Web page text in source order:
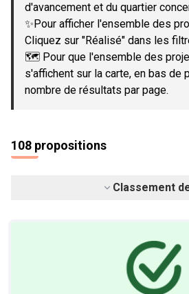
d'avancement et du quartier
✨Pour afficher l'ensemble des
Cliquez sur "Réalisé" dans les
🗺️ Pour que l'ensemble des
s'affichent sur la carte, en bas de
nombre de résultats par page.
108 propositions
Classement